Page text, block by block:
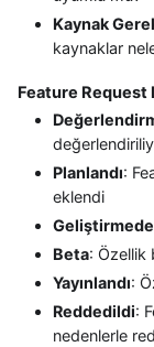
Kaynak
kaynaklar
Feature Request
Planlandı:
eklendi
Geliştirmede
Beta: Özellik
Yayınlandı:
Reddedildi:
nedenlerle